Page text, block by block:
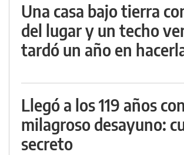
Una casa bajo tierra
del lugar y un techo
tardó un año en
Llegó a los 119 años
milagroso desayuno:
secreto